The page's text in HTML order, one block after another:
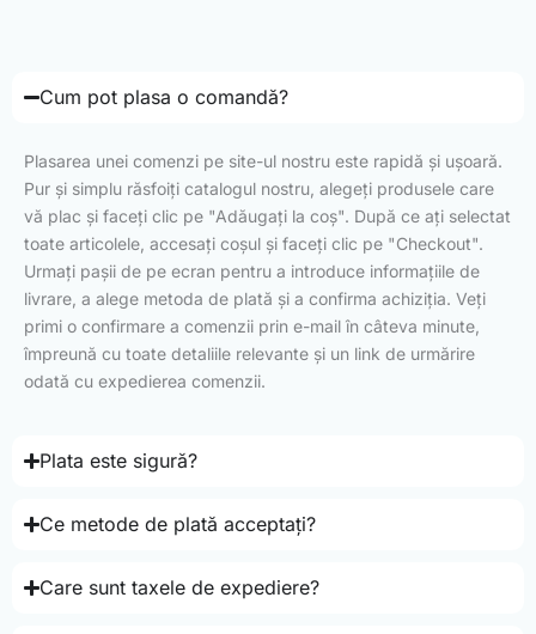
Cum pot plasa o comandă?
Plasarea unei comenzi pe site-ul nostru este rapidă și ușoară.
Pur și simplu răsfoiți catalogul nostru, alegeți produsele care
vă plac și faceți clic pe "Adăugați la coș". După ce ați selectat
toate articolele, accesați coșul și faceți clic pe "Checkout".
Urmați pașii de pe ecran pentru a introduce informațiile de
livrare, a alege metoda de plată și a confirma achiziția. Veți
primi o confirmare a comenzii prin e-mail în câteva minute,
împreună cu toate detaliile relevante și un link de urmărire
odată cu expedierea comenzii.
Plata este sigură?
Ce metode de plată acceptați?
Care sunt taxele de expediere?